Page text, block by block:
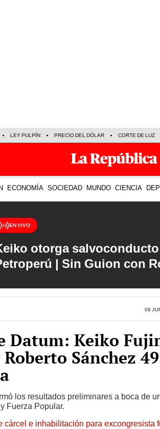
LEY PULPÍN PRECIO DEL DÓLAR CORTE DE LUZ
ECONOMÍA SOCIEDAD MUNDO CIENCIA
EN VIVO
otorga
| Sin Guion con
08
Datum: Keiko
Sánchez
los resultados preliminares a boca de
Fuerza Popular.
e inhabilitación para excongresista